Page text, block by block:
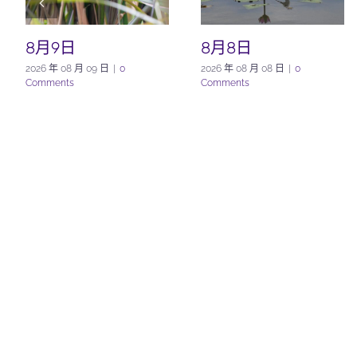
8月9日
2026 年 08 月 09 日
0
Comments
8月8日
2026 年 08 月 08 日
0
Comments